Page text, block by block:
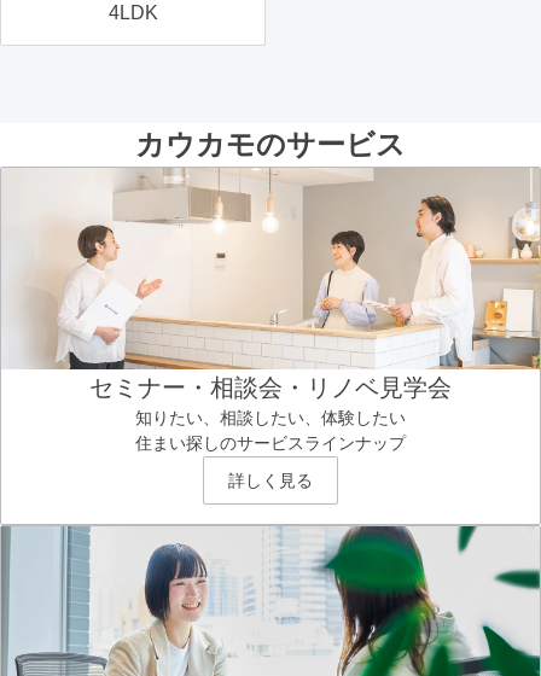
4LDK
カウカモのサービス
セミナー・相談会・リノベ見学会
知りたい、相談したい、体験したい
住まい探しのサービスラインナップ
詳しく見る